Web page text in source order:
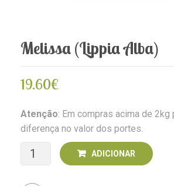
Melissa (Lippia Alba)
19.60€
Atenção: Em compras acima de 2kg
diferença no valor dos portes.
Quantidade
ADICIONAR